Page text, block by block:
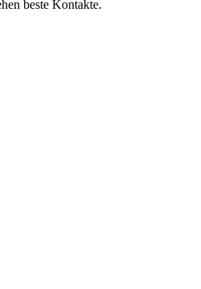
beste Kontakte.